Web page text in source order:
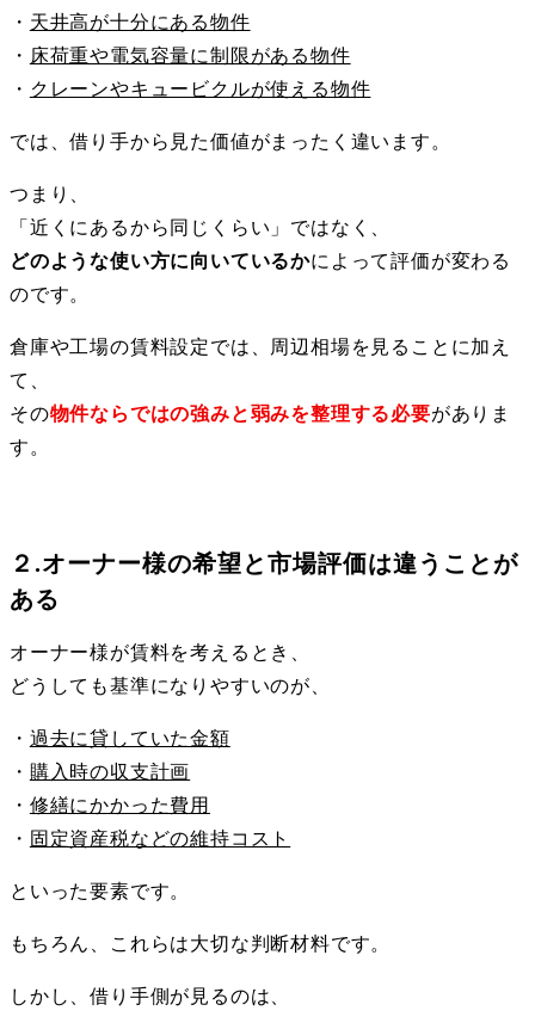
・ 天井高が十分にある物件
・ 床荷重や電気容量に制限がある物件
・ クレーンやキュービクルが使える物件
では、借り手から見た価値がまったく違います。
つまり、
「近くにあるから同じくらい」ではなく、
どのような使い方に向いているかによって評価が変わる
のです。
倉庫や工場の賃料設定では、周辺相場を見ることに加え
て、
その物件ならではの強みと弱みを整理する必要がありま
す。
２.オーナー様の希望と市場評価は違うことが
ある
オーナー様が賃料を考えるとき、
どうしても基準になりやすいのが、
・ 過去に貸していた金額
・ 購入時の収支計画
・ 修繕にかかった費用
・ 固定資産税などの維持コスト
といった要素です。
もちろん、これらは大切な判断材料です。
しかし、借り手側が見るのは、